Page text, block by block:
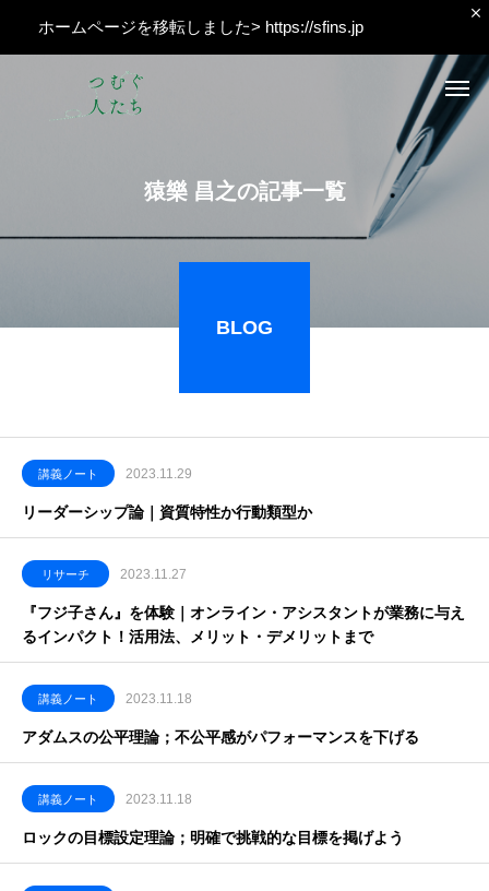
ホームページを移転しました> https://sfins.jp
猿樂 昌之の記事一覧
BLOG
講義ノート 2023.11.29
リーダーシップ論｜資質特性か行動類型か
リサーチ 2023.11.27
『フジ子さん』を体験｜オンライン・アシスタントが業務に与え
るインパクト！活用法、メリット・デメリットまで
講義ノート 2023.11.18
アダムスの公平理論；不公平感がパフォーマンスを下げる
講義ノート 2023.11.18
ロックの目標設定理論；明確で挑戦的な目標を掲げよう